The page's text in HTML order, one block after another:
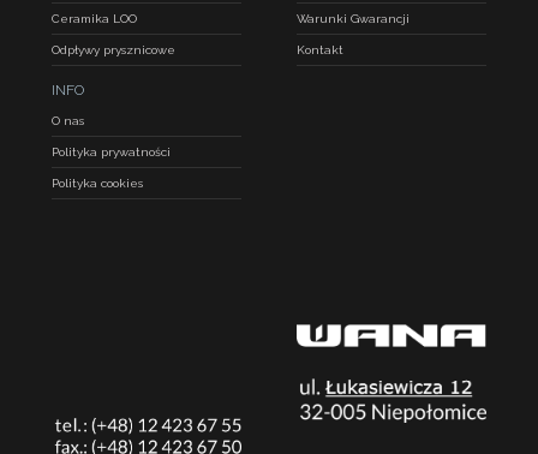
Ceramika LOO
Odpływy prysznicowe
Warunki Gwarancji
Kontakt
INFO
O nas
Polityka prywatności
Polityka cookies